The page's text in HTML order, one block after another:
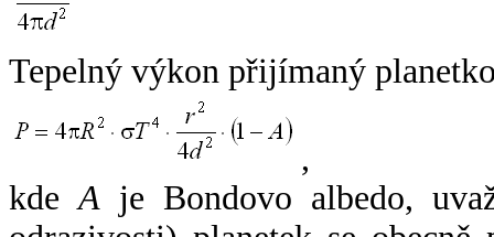
Tepelný výkon přijímaný
,
kdeA je Bondovo albedo,